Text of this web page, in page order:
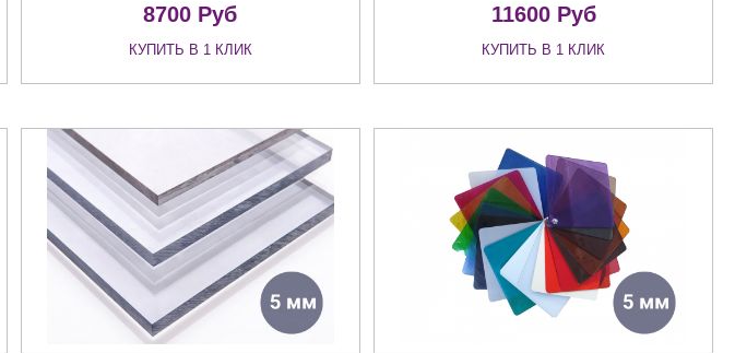
8700 Руб
КУПИТЬ В 1 КЛИК
11600Руб
КУПИТЬ В 1 КЛИК